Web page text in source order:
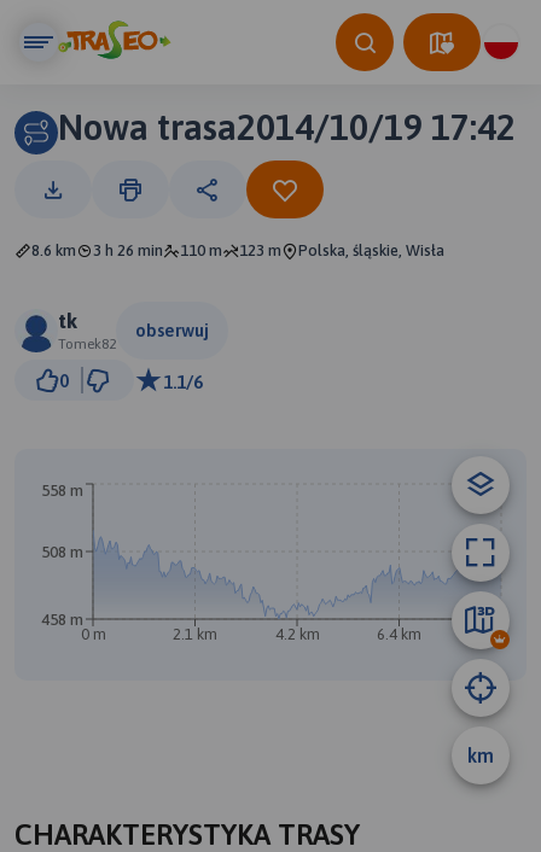
Nowa trasa2014/10/19 17:42
8.6 km 3 h 26 min 110 m 123 m Polska, śląskie, Wisła
tk
Tomek82
obserwuj
0 1.1/6
km
0 m 2.1 km 4.2 km 6.4 km 8.5 km
458 m
508 m
558 m
CHARAKTERYSTYKA TRASY